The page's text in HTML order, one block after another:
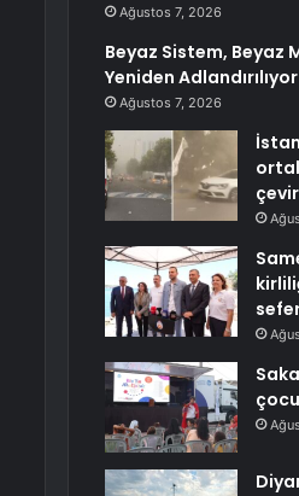
Ağustos 7, 2026
Beyaz Sistem, Beyaz
Yeniden Adlandırılıyor
Ağustos 7, 2026